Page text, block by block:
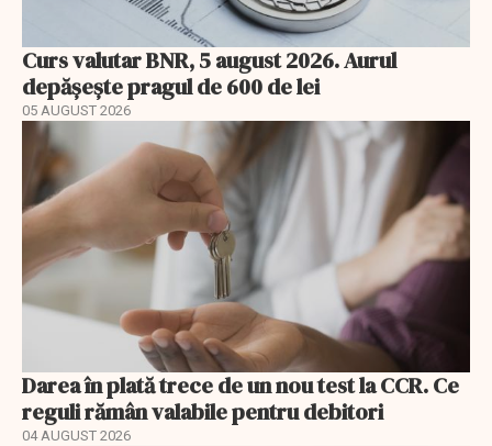
Curs valutar BNR, 5 august 2026. Aurul
depășește pragul de 600 de lei
05 AUGUST 2026
Darea în plată trece de un nou test la CCR. Ce
reguli rămân valabile pentru debitori
04 AUGUST 2026